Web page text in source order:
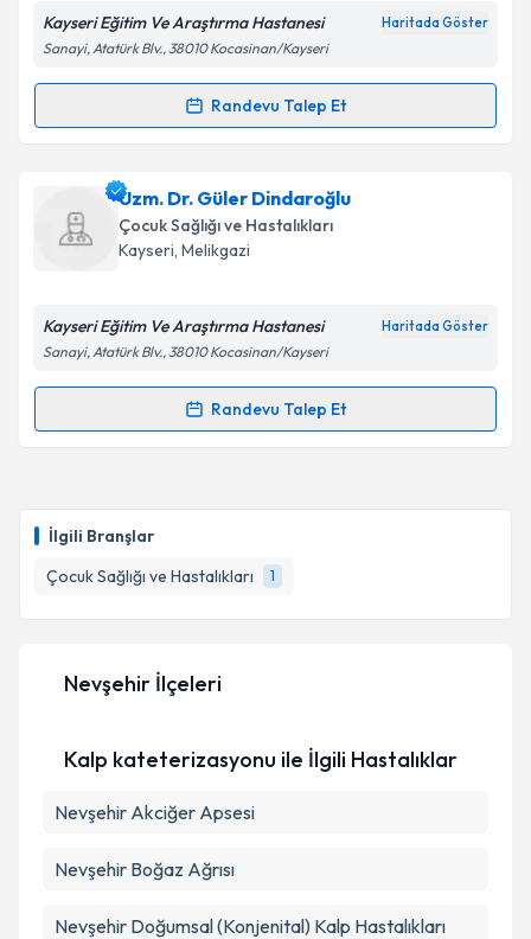
İlgili Branşlar
Çocuk Sağlığı ve Hastalıkları
1
Kişisel verilerimin işlenmesine ilişkin
Metni'ni okudum ve kişisel verilerimin belirtilen
Takvim Talebini Gönder
Kayseri Eğitim Ve Araştırma Hastanesi Haritada Göster
Sanayi, Atatürk Blv., 38010 Kocasinan/Kayseri
Randevu Talep Et
Randevu Takvimi Talebi
Uzm. Dr. Cem Turanoğluiçin randevu takvimi talebi
oluşturun. Size bu uzmandan randevu almanız için bir
takvim hazırlandığında e-posta ile bilgilendireceğiz.
Kişisel verilerimin işlenmesine ilişkin
Metni'ni okudum ve kişisel verilerimin belirtilen
Uzm. Dr. Güler Dindaroğlu
Çocuk Sağlığı ve Hastalıkları
Kayseri, Melikgazi
Kayseri Eğitim Ve Araştırma Hastanesi Haritada Göster
Sanayi, Atatürk Blv., 38010 Kocasinan/Kayseri
Randevu Talep Et
Randevu Takvimi Talebi
için bir takvim hazırlandığında e-posta ile
bilgilendireceğiz.
E-posta Adresiniz
Metni'ni okudum ve kişisel verilerimin belirtilen
Takvim Talebini Gönder
Nevşehir İlçeleri
Kalp kateterizasyonu ile İlgili Hastalıklar
Nevşehir Akciğer Apsesi
Nevşehir Boğaz Ağrısı
Nevşehir Doğumsal (Konjenital) Kalp Hastalıkları